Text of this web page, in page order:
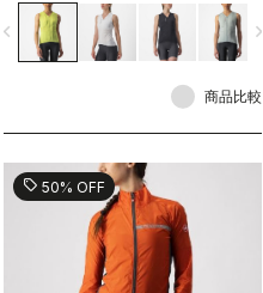
に富んだ生地を使用し、初めてのサイク
ルジャージには十分過ぎる機能性を持ち
合わせています。
navigate_next
商品比較
sell 50% OFF